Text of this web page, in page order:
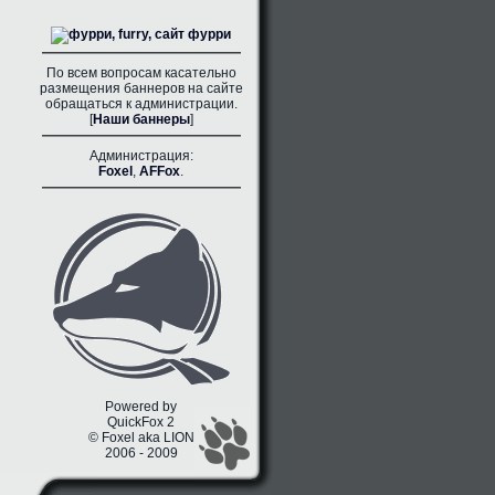
По всем вопросам касательно
размещения баннеров на сайте
обращаться к администрации.
[Наши баннеры]
Администрация:
Foxel , AFFox.
Powered by
QuickFox 2
© Foxel aka LION
2006 - 2009